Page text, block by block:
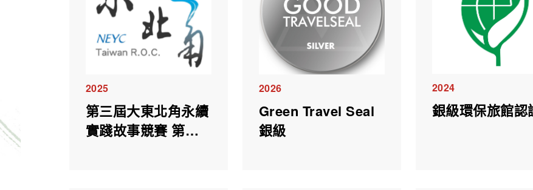
2025
第三屆大東北角永續
實踐故事競賽 第三
2026
Green Travel Seal
銀級
2024
銀級環保旅館認